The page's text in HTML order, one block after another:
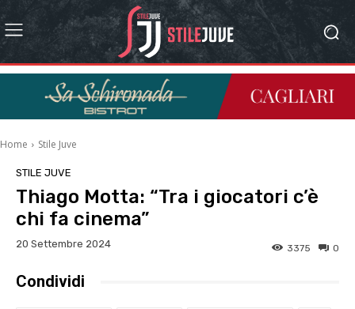
Home Stile Juve
STILE JUVE
Thiago Motta: “Tra i giocatori c’è
chi fa cinema”
20 Settembre 2024 0
3375
Condividi